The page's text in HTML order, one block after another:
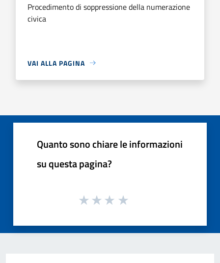
Procedimento di soppressione della numerazione
civica
VAI ALLA PAGINA
Quanto sono chiare le informazioni
su questa pagina?